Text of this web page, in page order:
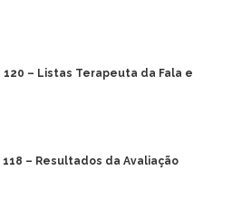
120 – Listas Terapeuta da Fala e
118 – Resultados da Avaliação